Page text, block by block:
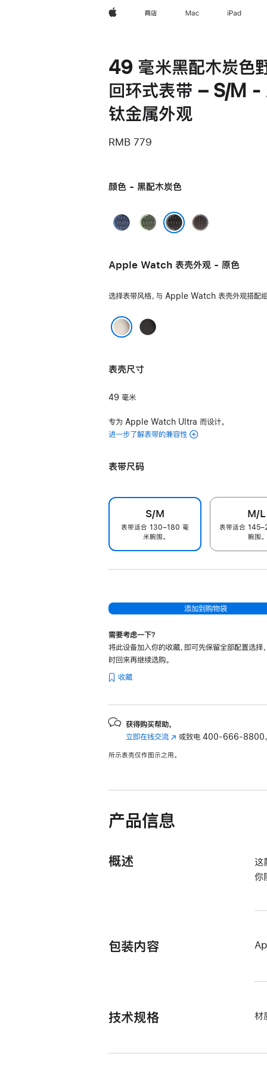
Apple 商店 Mac iPad
49 毫米黑配木炭色
回环式表带 – S/M -
钛金属外观
RMB 779
颜色 - 黑配木炭色
蓝
蓝
绿
虹
色
蓝
色
Apple Watch 表壳外观 - 原色
选择表带风格，与 Apple Watch 表壳外观搭配组
黑
表壳尺寸
49 毫米
专为 Apple Watch Ultra 而设计。
进一步了解表带的兼容性
表带尺码
S/M
表带适合 130–180 毫
米腕围。
M/L
表带适合
腕围。
添加到购物袋
需要考虑一下？
将此设备加入你的收藏，即可先保留全部配置选择
时回来再继续选购。
收藏
获得购买帮助，
立即在线交流 (在 或致电400-666-8800
所示表壳仅作图示之用。
产品信息
概述
这
你
包装内容
技术规格 材